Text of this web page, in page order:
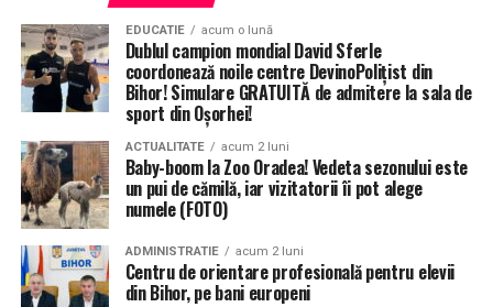
EDUCATIE acum o lună
Dublul campion mondial David Sferle
coordonează noile centre DevinoPolițist din
Bihor! Simulare GRATUITĂ de admitere la sala de
sport din Oșorhei!
ACTUALITATE acum 2 luni
Baby-boom la Zoo Oradea! Vedeta sezonului este
un pui de cămilă, iar vizitatorii îi pot alege
numele (FOTO)
ADMINISTRATIE acum 2 luni
Centru de orientare profesională pentru elevii
din Bihor, pe bani europeni